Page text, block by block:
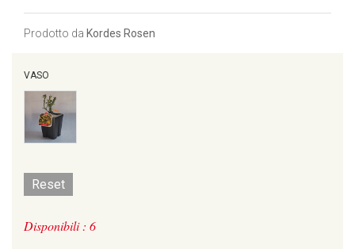
Prodotto da Kordes Rosen
VASO
Reset
Disponibili : 6